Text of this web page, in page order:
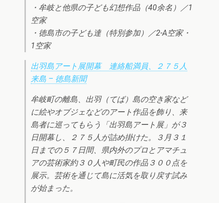
・牟岐と他県の子ども幻想作品（40余名）／1
空家
・徳島市の子ども達（特別参加）／2-A空家・
1空家
出羽島アート展開幕 連絡船満員、２７５人
来島 – 徳島新聞
牟岐町の離島、出羽（てば）島の空き家など
に絵やオブジェなどのアート作品を飾り、来
島者に巡ってもらう「出羽島アート展」が３
日開幕し、２７５人が詰め掛けた。３月３１
日までの５７日間、県内外のプロとアマチュ
アの芸術家約３０人や町民の作品３００点を
展示。芸術を通じて島に活気を取り戻す試み
が始まった。